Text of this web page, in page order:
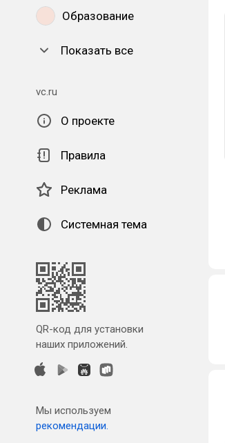
Образование
Показать все
vc.ru
О проекте
Правила
Реклама
Системная тема
QR-код для установки
наших приложений.
Мы используем
рекомендации.